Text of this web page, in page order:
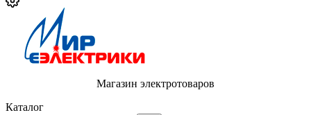
Магазин электротоваров
Каталог